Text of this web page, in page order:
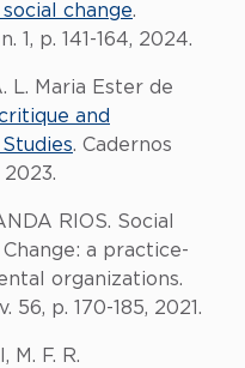
change.
1, p. 141-164, 2024.
L. Maria Ester de
and
. Cadernos
2023.
RIOS. Social
a practice-
organizations.
56, p. 170-185, 2021.
M. F. R.